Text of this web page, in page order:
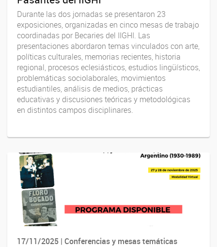
Durante las dos jornadas se presentaron 23
exposiciones, organizadas en cinco mesas de trabajo
coordinadas por Becaries del IIGHI. Las
presentaciones abordaron temas vinculados con arte,
políticas culturales, memorias recientes, historia
regional, procesos eclesiásticos, estudios lingüísticos,
problemáticas sociolaborales, movimientos
estudiantiles, análisis de medios, prácticas
educativas y discusiones teóricas y metodológicas
en distintos campos disciplinares.
17/11/2025 | Conferencias y mesas temáticas